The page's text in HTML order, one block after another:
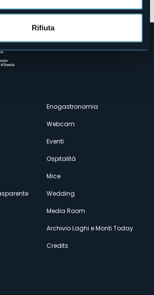
Rifiuta
Enogastronomia
Webcam
Eventi
Ospitalità
Mice
Wedding
Media Room
Archivio Laghi e Monti Today
Credits